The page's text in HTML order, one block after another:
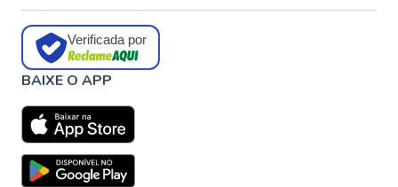
Verificada por
BAIXE O APP